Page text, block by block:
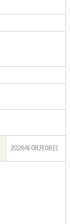
2026年08月08日